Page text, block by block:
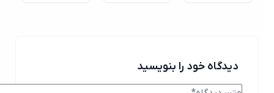
دیدگاه خود را بنویسید